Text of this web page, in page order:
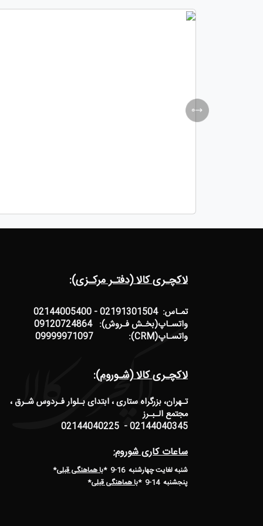
لاکچـری کالا (دفتـر مرکـزی):
تمـاس: 02191301504 - 02144005400
واتسـاپ(بخـش فـروش): 09120724864
واتسـاپ(CRM): 09999971097
لاکچـری کالا (شـوروم):
تـهران، بزرگراه ستاری ، ابتدای بـلوار فـردوس شـرق ،
مجتمع الـبـرز
02144040345 - 02144040225
ساعات کاری شوروم:
شنبه لغایت چهارشنبه 16-9 * با هماهنگی قبلی*
پنجشنبه 14-9
*با هماهنگی قبلی*